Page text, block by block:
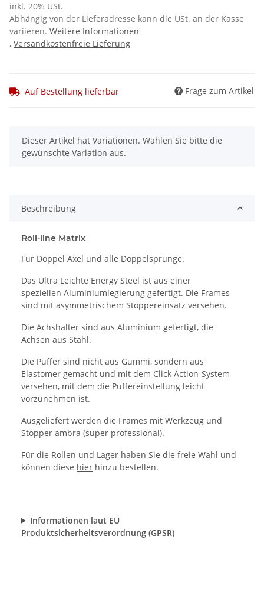
inkl. 20% USt.
Abhängig von der Lieferadresse kann die USt. an der Kasse
variieren. Weitere Informationen
, Versandkostenfreie Lieferung
Auf Bestellung lieferbar Frage zum Artikel
x
Dieser Artikel hat Variationen. Wählen Sie bitte die
gewünschte Variation aus.
Beschreibung
Roll-line Matrix
Für Doppel Axel und alle Doppelsprünge.
Das Ultra Leichte Energy Steel ist aus einer
speziellen Aluminiumlegierung gefertigt. Die Frames
sind mit asymmetrischem Stoppereinsatz versehen.
Die Achshalter sind aus Aluminium gefertigt, die
Achsen aus Stahl.
Die Puffer sind nicht aus Gummi, sondern aus
Elastomer gemacht und mit dem Click Action-System
versehen, mit dem die Puffereinstellung leicht
vorzunehmen ist.
Ausgeliefert werden die Frames mit Werkzeug und
Stopper ambra (super professional).
Für die Rollen und Lager haben Sie die freie Wahl und
können diese hier hinzu bestellen.
Informationen laut EU
Produktsicherheitsverordnung (GPSR)